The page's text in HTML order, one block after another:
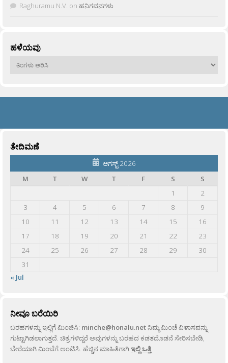
Raghuramu N.V. on ಹನಿಗವನಗಳು
ಹಳೆಯವು
ಹಳೆಯವು
ತೇದಿಮಣೆ
ಆಗಸ್ಟ್ 2026
M
T W T F S
S
1
2
3
4 5 6 7 8
9
10
11 12 13 14 15
16
17
18 19 20 21 22
23
24
25 26 27 28 29
30
31
« Jul
ನೀವೂ ಬರೆಯಿರಿ
ಬರಹಗಳನ್ನು ಇಲ್ಲಿಗೆ ಮಿಂಚಿಸಿ: minche@honalu.netನಿಮ್ಮ ಮಿಂಚೆ ವಿಳಾಸವನ್ನು
ಗುಟ್ಟಾಗಿಡಲಾಗುತ್ತದೆ. ಚಿತ್ರಗಳಿದ್ದರೆ ಅವುಗಳನ್ನು ಬರಹದ ಕಡತದೊಡನೆ ಸೇರಿಸಬೇಡಿ,
ಬೇರೆಯಾಗಿ ಮಿಂಚೆಗೆ ಅಂಟಿಸಿ. ಹೆಚ್ಚಿನ ಮಾಹಿತಿಗಾಗಿಇಲ್ಲಿ ಒತ್ತಿ.